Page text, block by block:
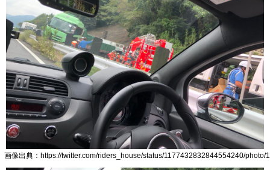
画像出典：https://twitter.com/riders_house/status/1177432832844554240/photo/1